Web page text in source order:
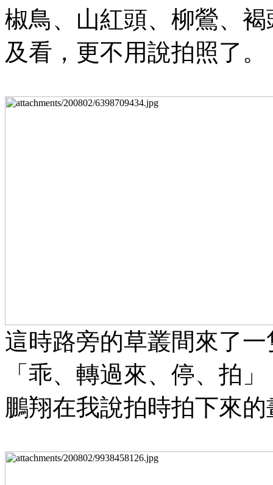
椒鳥、山紅頭、柳鶯、
及看，更不用說拍照了。
這時路旁的草叢間來了
「乖、轉過來、停、拍
鵬翔在我說拍時拍下來的